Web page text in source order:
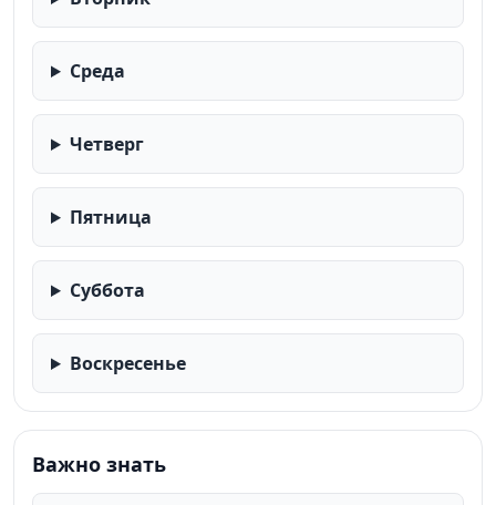
Среда
Четверг
Пятница
Суббота
Воскресенье
Важно знать